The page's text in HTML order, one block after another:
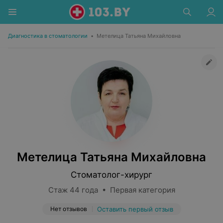
Диагностика в стоматологии • Метелица Татьяна Михайловна
Метелица Татьяна Михайловна
Стоматолог-хирург
Стаж 44 года • Первая категория
Нет отзывов Оставить первый отзыв